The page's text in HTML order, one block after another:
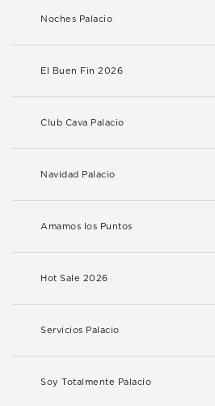
Noches Palacio
El Buen Fin 2026
Club Cava Palacio
Navidad Palacio
Amamos los Puntos
Hot Sale 2026
Servicios Palacio
Soy Totalmente Palacio